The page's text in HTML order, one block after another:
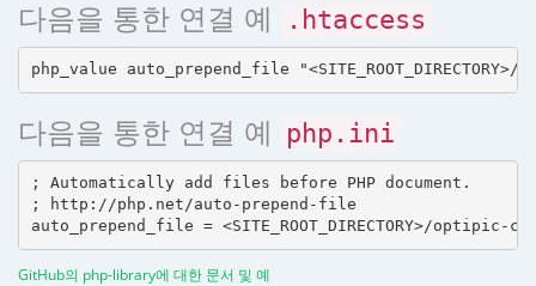
다음을 통한 연결 예 .htaccess
다음을 통한 연결 예 php.ini
; Automatically add files before PHP document.
; http://php.net/auto-prepend-file
GitHub의 php-library에 대한 문서 및 예